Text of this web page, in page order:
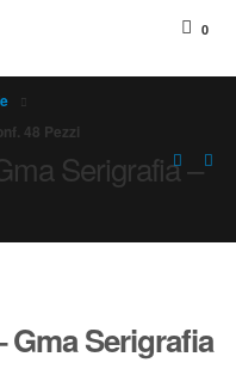
0
48 Pezzi
Serigrafia –
Gma Serigrafia